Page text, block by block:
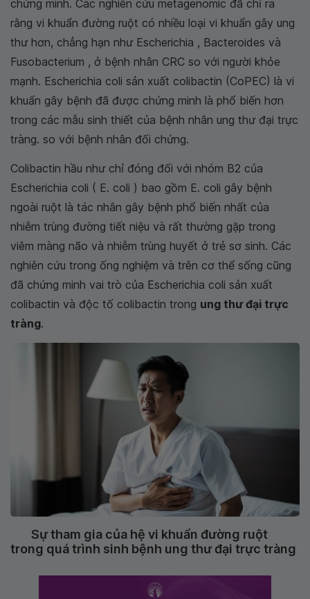
chứng minh. Các nghiên cứu metagenomic đã chỉ ra
rằng vi khuẩn đường ruột có nhiều loại vi khuẩn gây ung
thư hơn, chẳng hạn như Escherichia , Bacteroides và
Fusobacterium , ở bệnh nhân CRC so với người khỏe
mạnh. Escherichia coli sản xuất colibactin (CoPEC) là vi
khuẩn gây bệnh đã được chứng minh là phổ biến hơn
trong các mẫu sinh thiết của bệnh nhân ung thư đại trực
tràng. so với bệnh nhân đối chứng.
Colibactin hầu như chỉ đóng đối với nhóm B2 của
Escherichia coli ( E. coli ) bao gồm E. coli gây bệnh
ngoài ruột là tác nhân gây bệnh phổ biến nhất của
nhiễm trùng đường tiết niệu và rất thường gặp trong
viêm màng não và nhiễm trùng huyết ở trẻ sơ sinh. Các
nghiên cứu trong ống nghiệm và trên cơ thể sống cũng
đã chứng minh vai trò của Escherichia coli sản xuất
colibactin và độc tố colibactin trong ung thư đại trực
tràng.
Sự tham gia của hệ vi khuẩn đường ruột
trong quá trình sinh bệnh ung thư đại trực tràng